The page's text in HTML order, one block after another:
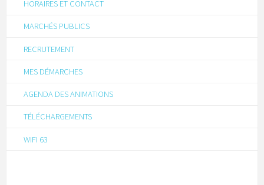
HORAIRES ET CONTACT
MARCHÉS PUBLICS
RECRUTEMENT
MES DÉMARCHES
AGENDA DES ANIMATIONS
TÉLÉCHARGEMENTS
WIFI 63